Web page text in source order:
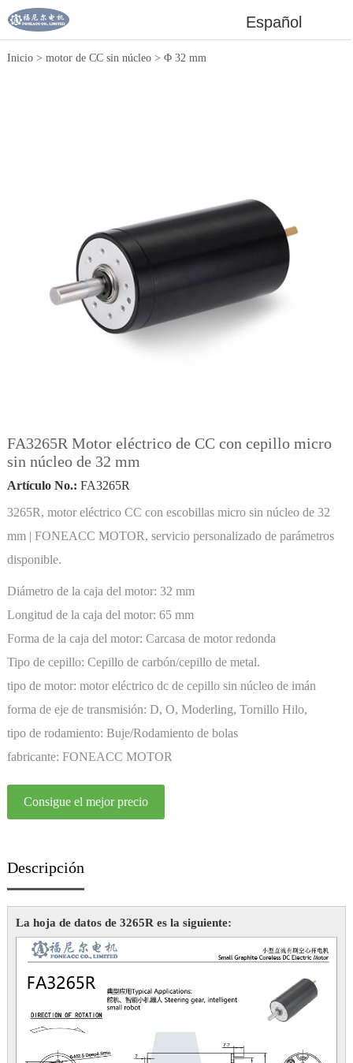
Español
Inicio> motor de CC sin núcleo> Φ 32 mm
FA3265R Motor eléctrico de CC con cepillo micro
sin núcleo de 32 mm
Artículo No.: FA3265R
3265R, motor eléctrico CC con escobillas micro sin núcleo de 32
mm | FONEACC MOTOR, servicio personalizado de parámetros
disponible.
Diámetro de la caja del motor: 32 mm
Longitud de la caja del motor: 65 mm
Forma de la caja del motor: Carcasa de motor redonda
Tipo de cepillo: Cepillo de carbón/cepillo de metal.
tipo de motor: motor eléctrico dc de cepillo sin núcleo de imán
permanente
forma de eje de transmisión: D, O, Moderling, Tornillo Hilo,
Personalización
tipo de rodamiento: Buje/Rodamiento de bolas
fabricante: FONEACC MOTOR
Consigue el mejor precio
Descripción
La hoja de datos de 3265R es la siguiente: